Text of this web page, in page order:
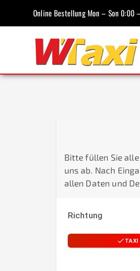
Online Bestellung Mon – Son 0:00
Bitte füllen Sie
uns ab. Nach
allen Daten und
Richtung
TAXI